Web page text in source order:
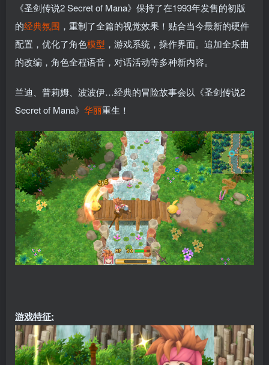
《圣剑传说2 Secret of Mana》保持了在1993年发售的初版
的经典氛围 ，重制了全篇的视觉效果！贴合当今最新的硬件
配置，优化了角色模型 ，游戏系统，操作界面。追加全乐曲
的改编，角色全程语音，对话活动等多种新内容。
兰迪、普莉姆、波波伊…经典的冒险故事会以《圣剑传说2
Secret of Mana》 华丽重生！
游戏特征: